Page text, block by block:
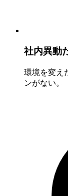
社内異動
環境を変え
ンがない。